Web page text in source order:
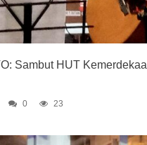
Sambut HUT
0 23